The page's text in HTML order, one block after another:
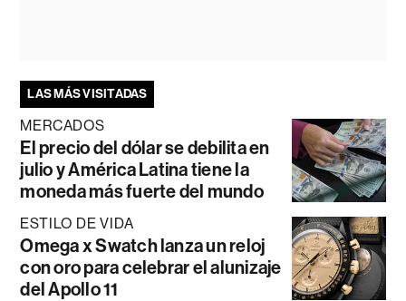
LAS MÁS VISITADAS
MERCADOS
El precio del dólar se debilita en
julio y América Latina tiene la
moneda más fuerte del mundo
ESTILO DE VIDA
Omega x Swatch lanza un reloj
con oro para celebrar el alunizaje
del Apollo 11